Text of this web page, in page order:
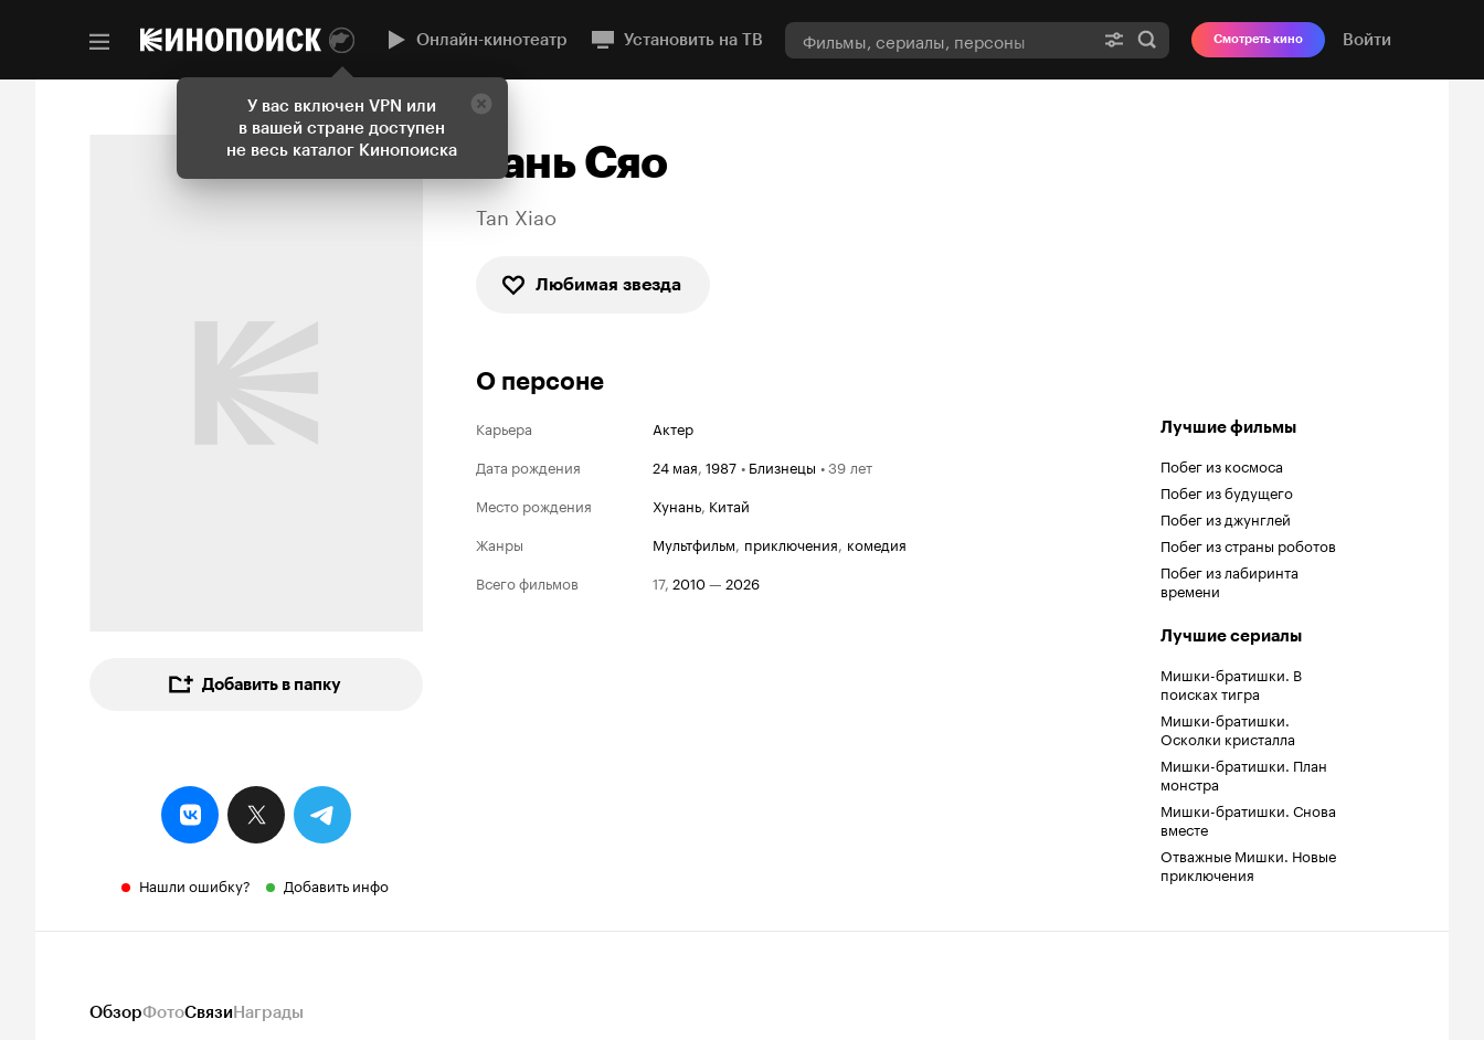
У вас включен VPN или
в вашей стране доступен
не весь каталог Кинопоиска
Онлайн-кинотеатр Установить на ТВ Смотреть кино Войти
Добавить в папку
Нашли ошибку? Добавить инфо
Тань Сяо
Tan Xiao
Любимая звезда
О персоне
Карьера
Актер
Дата рождения
24 мая, 1987 • Близнецы •39 лет
Место рождения
Хунань, Китай
Жанры
мультфильм, приключения, комедия
Всего фильмов
17, 2010— 2026
Лучшие фильмы
Побег из космоса
Побег из будущего
Побег из джунглей
Побег из страны роботов
Побег из лабиринта
времени
Лучшие сериалы
Мишки-братишки. В
поисках тигра
Мишки-братишки.
Осколки кристалла
Мишки-братишки. План
монстра
Мишки-братишки. Снова
вместе
Отважные Мишки. Новые
приключения
ОбзорФотоСвязиНаграды